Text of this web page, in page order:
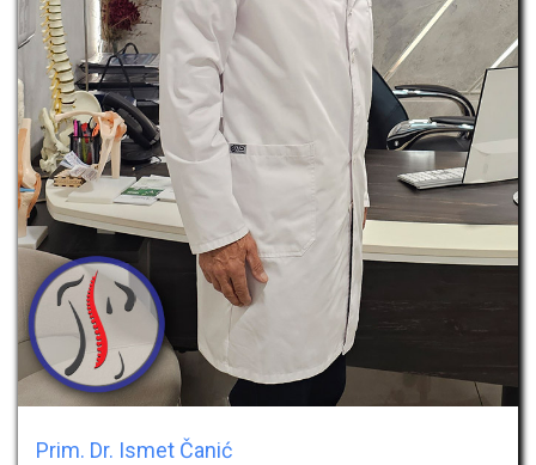
Prim. Dr. Ismet Čanić